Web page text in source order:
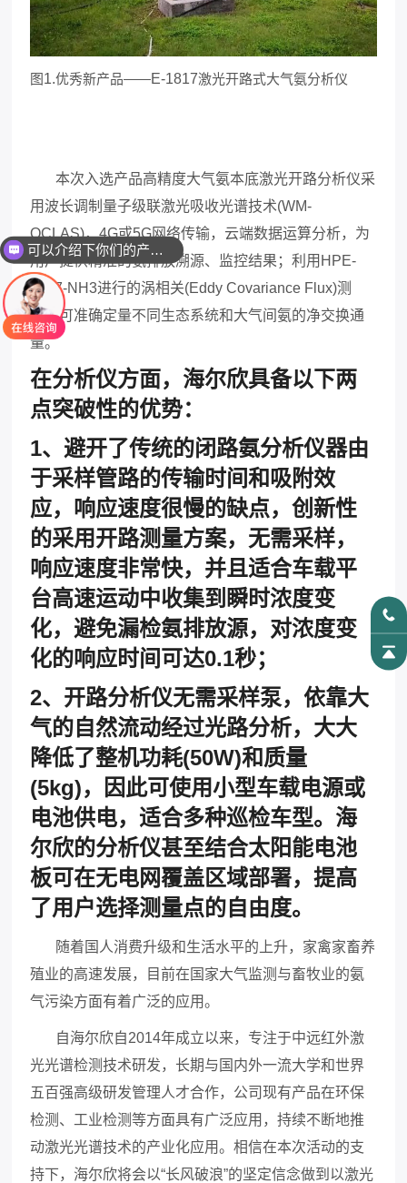
图1.优秀新产品——E-1817激光开路式大气氨分析仪
本次入选产品高精度大气氨本底激光开路分析仪采
用波长调制量子级联激光吸收光谱技术(WM-
QCLAS)，4G或5G网络传输，云端数据运算分析，为
用户提供精准的氨排放溯源、监控结果；利用HPE-
1817-NH3进行的涡相关(Eddy Covariance Flux)测
量，可准确定量不同生态系统和大气间氨的净交换通
量。
在分析仪方面，海尔欣具备以下两
点突破性的优势：
1、避开了传统的闭路氨分析仪器由
于采样管路的传输时间和吸附效
应，响应速度很慢的缺点，创新性
的采用开路测量方案，无需采样，
响应速度非常快，并且适合车载平
台高速运动中收集到瞬时浓度变
化，避免漏检氨排放源，对浓度变
化的响应时间可达0.1秒；
2、开路分析仪无需采样泵，依靠大
气的自然流动经过光路分析，大大
降低了整机功耗(50W)和质量
(5kg)，因此可使用小型车载电源或
电池供电，适合多种巡检车型。海
尔欣的分析仪甚至结合太阳能电池
板可在无电网覆盖区域部署，提高
了用户选择测量点的自由度。
随着国人消费升级和生活水平的上升，家禽家畜养
殖业的高速发展，目前在国家大气监测与畜牧业的氨
气污染方面有着广泛的应用。
自海尔欣自2014年成立以来，专注于中远红外激
光光谱检测技术研发，长期与国内外一流大学和世界
五百强高级研发管理人才合作，公司现有产品在环保
检测、工业检测等方面具有广泛应用，持续不断地推
动激光光谱技术的产业化应用。相信在本次活动的支
持下，海尔欣将会以“长风破浪”的坚定信念做到以激光
可以介绍下你们的产品么